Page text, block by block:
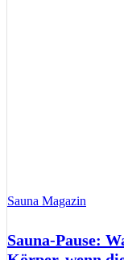
Sauna Magazin
Sauna-Pause: